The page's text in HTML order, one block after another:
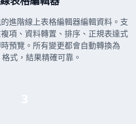
進階線上表格編輯器編輯資料。支
項、資料轉置、排序、正規表達式
預覽。所有變更都會自動轉換為
式，結果精確可靠。